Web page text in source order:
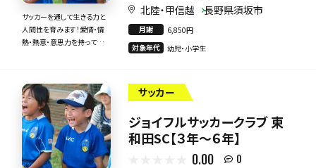
サッカーを通して生きる力と
人間性を育みます！愛情・情
熱・熱意・意思力を持って全
北陸・甲信越 長野県須坂市
月謝
6,850円
対象年代
幼児・小学生
サッカー
ジョイフルサッカークラブ 東
和田SC【３年～６年】
0.00 0